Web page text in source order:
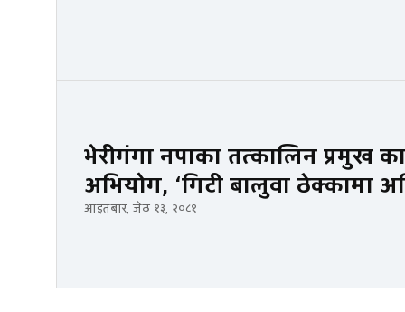
भेरीगंगा नपाका तत्कालिन प्रमुख
अभियोग, ‘गिटी बालुवा ठेक्कामा
आइतबार, जेठ १३, २०८१